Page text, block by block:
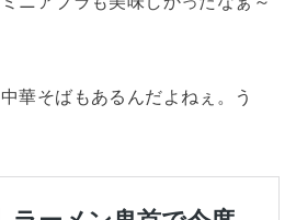
華そばもあるんだよねぇ。う